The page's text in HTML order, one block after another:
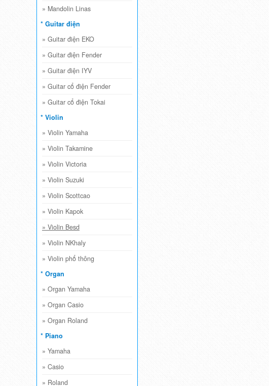
» Mandolin Linas
* Guitar điện
» Guitar điện EKO
» Guitar điện Fender
» Guitar điện IYV
» Guitar cổ điện Fender
» Guitar cổ điện Tokai
* Violin
» Violin Yamaha
» Violin Takamine
» Violin Victoria
» Violin Suzuki
» Violin Scottcao
» Violin Kapok
» Violin Besd
» Violin NKhaly
» Violin phổ thông
* Organ
» Organ Yamaha
» Organ Casio
» Organ Roland
* Piano
» Yamaha
» Casio
» Roland